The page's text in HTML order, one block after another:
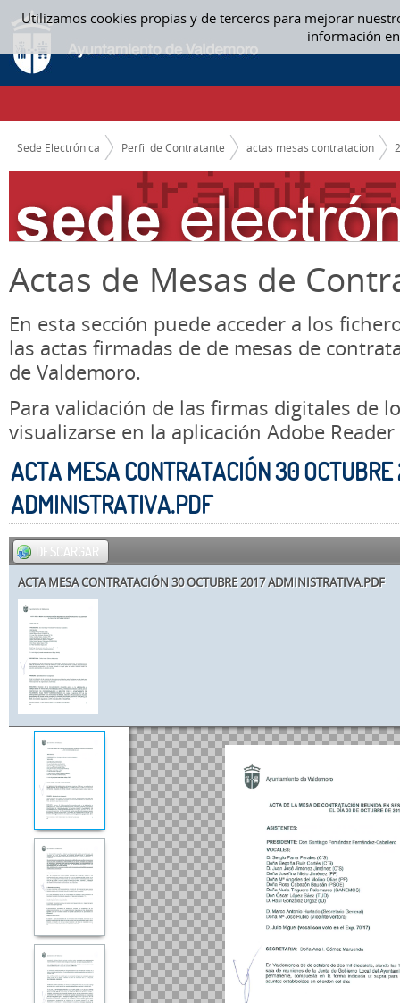
Utilizamos cookies propias y de terceros para mejorar
información
Saltar al contenido
ACTAS MESAS CONTRATACION
CAMINO DE MIGAS
Sede Electrónica Perfil de Contratante actas mesas contratacion
Actas de Mesas de
En esta sección puede acceder a los
las actas firmadas de de mesas de
de Valdemoro.
Para validación de las firmas digitales de
visualizarse en la aplicación Adobe Reader
ACTA MESA CONTRATACIÓN 30 OCTUBRE
ADMINISTRATIVA.PDF
DESCARGAR
ACTA MESA CONTRATACIÓN 30 OCTUBRE 2017 ADMINISTRATIVA.PDF